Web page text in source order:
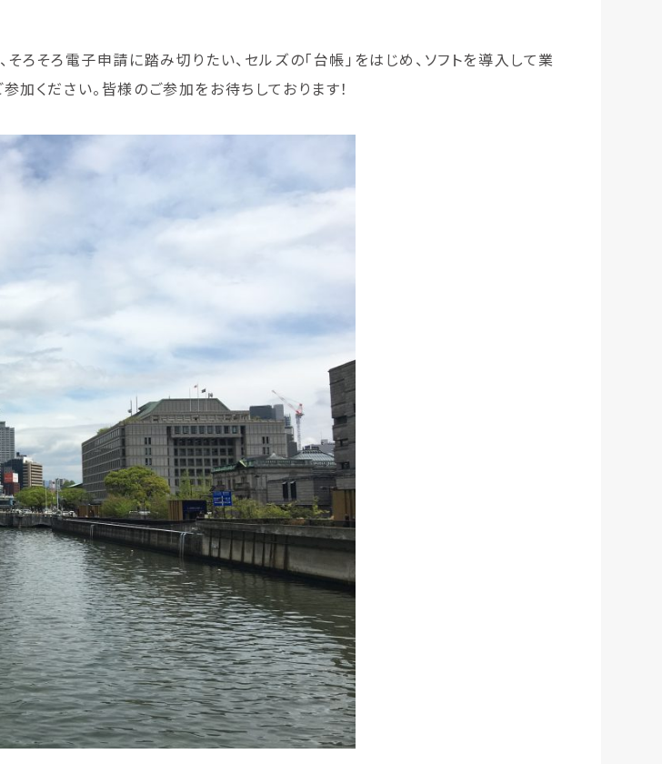
ろそろ電子申請に踏み切りたい、セルズの「台帳」をはじめ、ソフトを導入して業
ください。皆様のご参加をお待ちしております！